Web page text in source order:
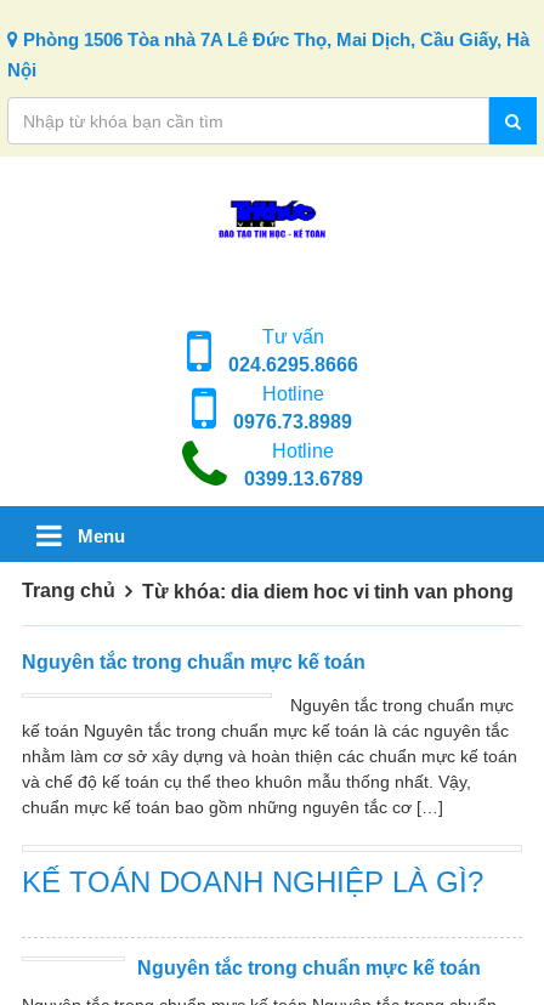
Phòng 1506 Tòa nhà 7A Lê Đức Thọ, Mai Dịch, Cầu Giấy, Hà
Nội
Tư vấn
024.6295.8666
Hotline
0976.73.8989
Hotline
0399.13.6789
Menu
Trang chủ Từ khóa: dia diem hoc vi tinh van phong
Nguyên tắc trong chuẩn mực kế toán
Nguyên tắc trong chuẩn mực
kế toán Nguyên tắc trong chuẩn mực kế toán là các nguyên tắc
nhằm làm cơ sở xây dựng và hoàn thiện các chuẩn mực kế toán
và chế độ kế toán cụ thể theo khuôn mẫu thống nhất. Vậy,
chuẩn mực kế toán bao gồm những nguyên tắc cơ […]
KẾ TOÁN DOANH NGHIỆP LÀ GÌ?
Nguyên tắc trong chuẩn mực kế toán